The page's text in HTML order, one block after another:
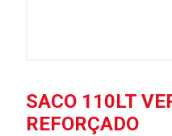
SACO 110LT
REFORÇADO